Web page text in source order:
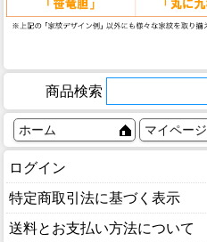
商品検索
ホーム マイページ
ログイン
特定商取引法に基づく表示
送料とお支払い方法について